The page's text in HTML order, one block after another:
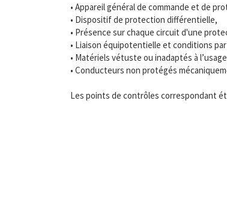
• Appareil général de commande et de
• Dispositif de protection différentielle,
• Présence sur chaque circuit d'une
• Liaison équipotentielle et conditions
• Matériels vétuste ou inadaptés à
• Conducteurs non protégés
Les points de contrôles correspondant